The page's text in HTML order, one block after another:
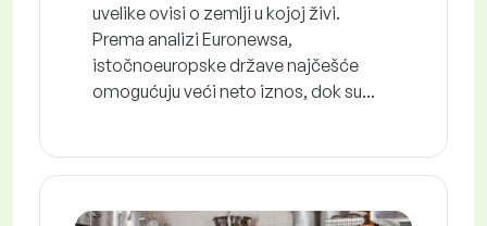
uvelike ovisi o zemlji u kojoj živi.
Prema analizi Euronewsa,
istočnoeuropske države najčešće
omogućuju veći neto iznos, dok su...